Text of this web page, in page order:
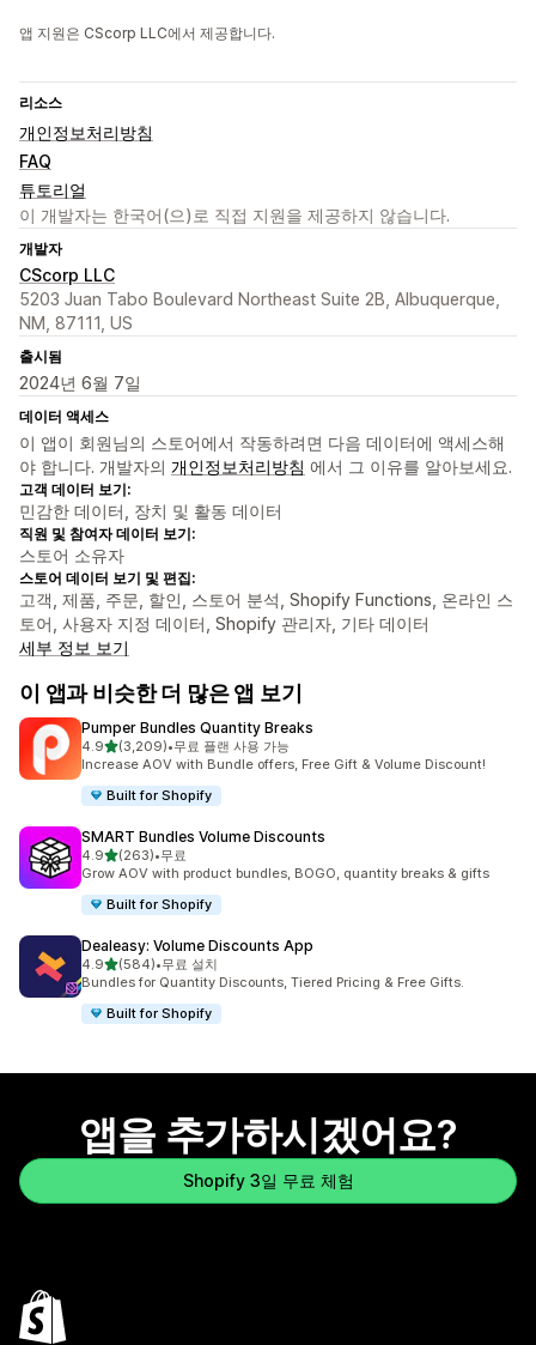
앱 지원은 CScorp LLC에서 제공합니다.
리소스
개인정보처리방침
FAQ
튜토리얼
이 개발자는 한국어(으)로 직접 지원을 제공하지 않습니다.
개발자
CScorp LLC
5203 Juan Tabo Boulevard Northeast Suite 2B, Albuquerque,
NM, 87111, US
출시됨
2024년 6월 7일
데이터 액세스
이 앱이 회원님의 스토어에서 작동하려면 다음 데이터에 액세스해
야 합니다. 개발자의 개인정보처리방침 에서 그 이유를 알아보세요.
고객 데이터 보기:
민감한 데이터, 장치 및 활동 데이터
직원 및 참여자 데이터 보기:
스토어 소유자
스토어 데이터 보기 및 편집:
고객, 제품, 주문, 할인, 스토어 분석, Shopify Functions, 온라인 스
토어, 사용자 지정 데이터, Shopify 관리자, 기타 데이터
세부 정보 보기
이 앱과 비슷한 더 많은 앱 보기
Pumper Bundles Quantity Breaks
4.9별 5개 중
(3,209)
총 리뷰 3209개
•무료 플랜 사용 가능
Increase AOV with Bundle offers, Free Gift & Volume Discount!
Built for Shopify
SMART Bundles Volume Discounts
4.9별 5개 중
(263)
총 리뷰 263개
•무료
Grow AOV with product bundles, BOGO, quantity breaks & gifts
Built for Shopify
Dealeasy: Volume Discounts App
4.9별 5개 중
(584)
총 리뷰 584개
•무료 설치
Bundles for Quantity Discounts, Tiered Pricing & Free Gifts.
Built for Shopify
앱을 추가하시겠어요?
Shopify 3일 무료 체험